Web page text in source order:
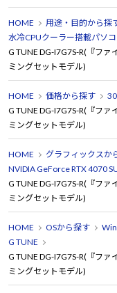
HOME 用途・目的から探
水冷CPUクーラー搭載パソ
G TUNE DG-I7G7S-R(『フ
ミングセットモデル)
HOME 価格から探す
G TUNE DG-I7G7S-R(『フ
ミングセットモデル)
HOME グラフィックスか
NVIDIA GeForce RTX 4070
G TUNE DG-I7G7S-R(『フ
ミングセットモデル)
HOME OSから探す
G TUNE
G TUNE DG-I7G7S-R(『フ
ミングセットモデル)